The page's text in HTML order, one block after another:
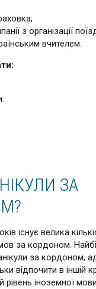
з організації
вчителем.
ЗА
існує велика
за кордоном.
за кордоном,
відпочити в іншій
рівень іноземної